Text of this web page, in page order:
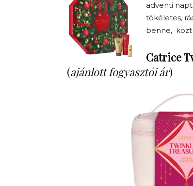
adventi
tökéletes,
benne,
Catrice
(ajánlott fogyasztói ár)